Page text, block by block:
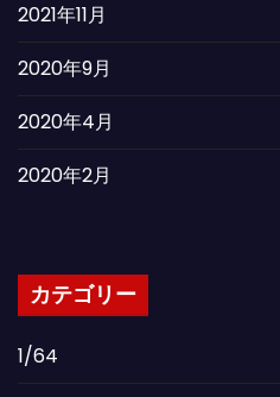
2021年11月
2020年9月
2020年4月
2020年2月
カテゴリー
1/64